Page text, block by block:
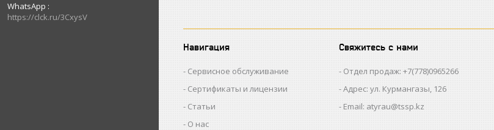
WhatsApp
https://clck.ru/3CxysV
Навигация
Сервисное обслуживание
Сертификаты и лицензии
Статьи
О нас
Свяжитесь с нами
Отдел продаж: +7(778)0965266
Адрес: ул. Курмангазы, 126
Email: atyrau@tssp.kz